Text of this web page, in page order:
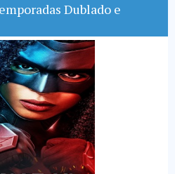
Dublado e